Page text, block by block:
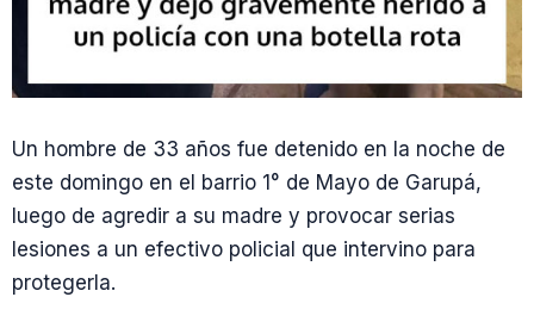
Un hombre de 33 años fue detenido en la noche de
este domingo en el barrio 1° de Mayo de Garupá,
luego de agredir a su madre y provocar serias
lesiones a un efectivo policial que intervino para
protegerla.